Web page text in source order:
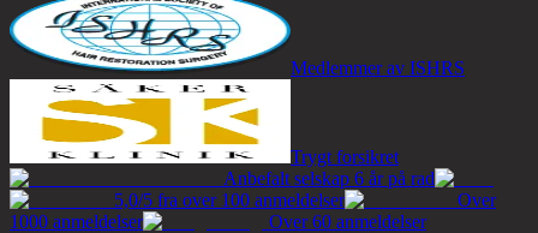
Medlemmer av ISHRS
Trygt forsikret
Anbefalt selskap 6 år på rad
5,0/5 fra over 100 anmeldelser
Over
1000 anmeldelser
Over 60 anmeldelser